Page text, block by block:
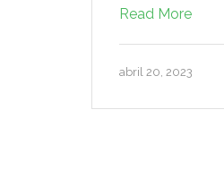
Read More
abril 20, 2023